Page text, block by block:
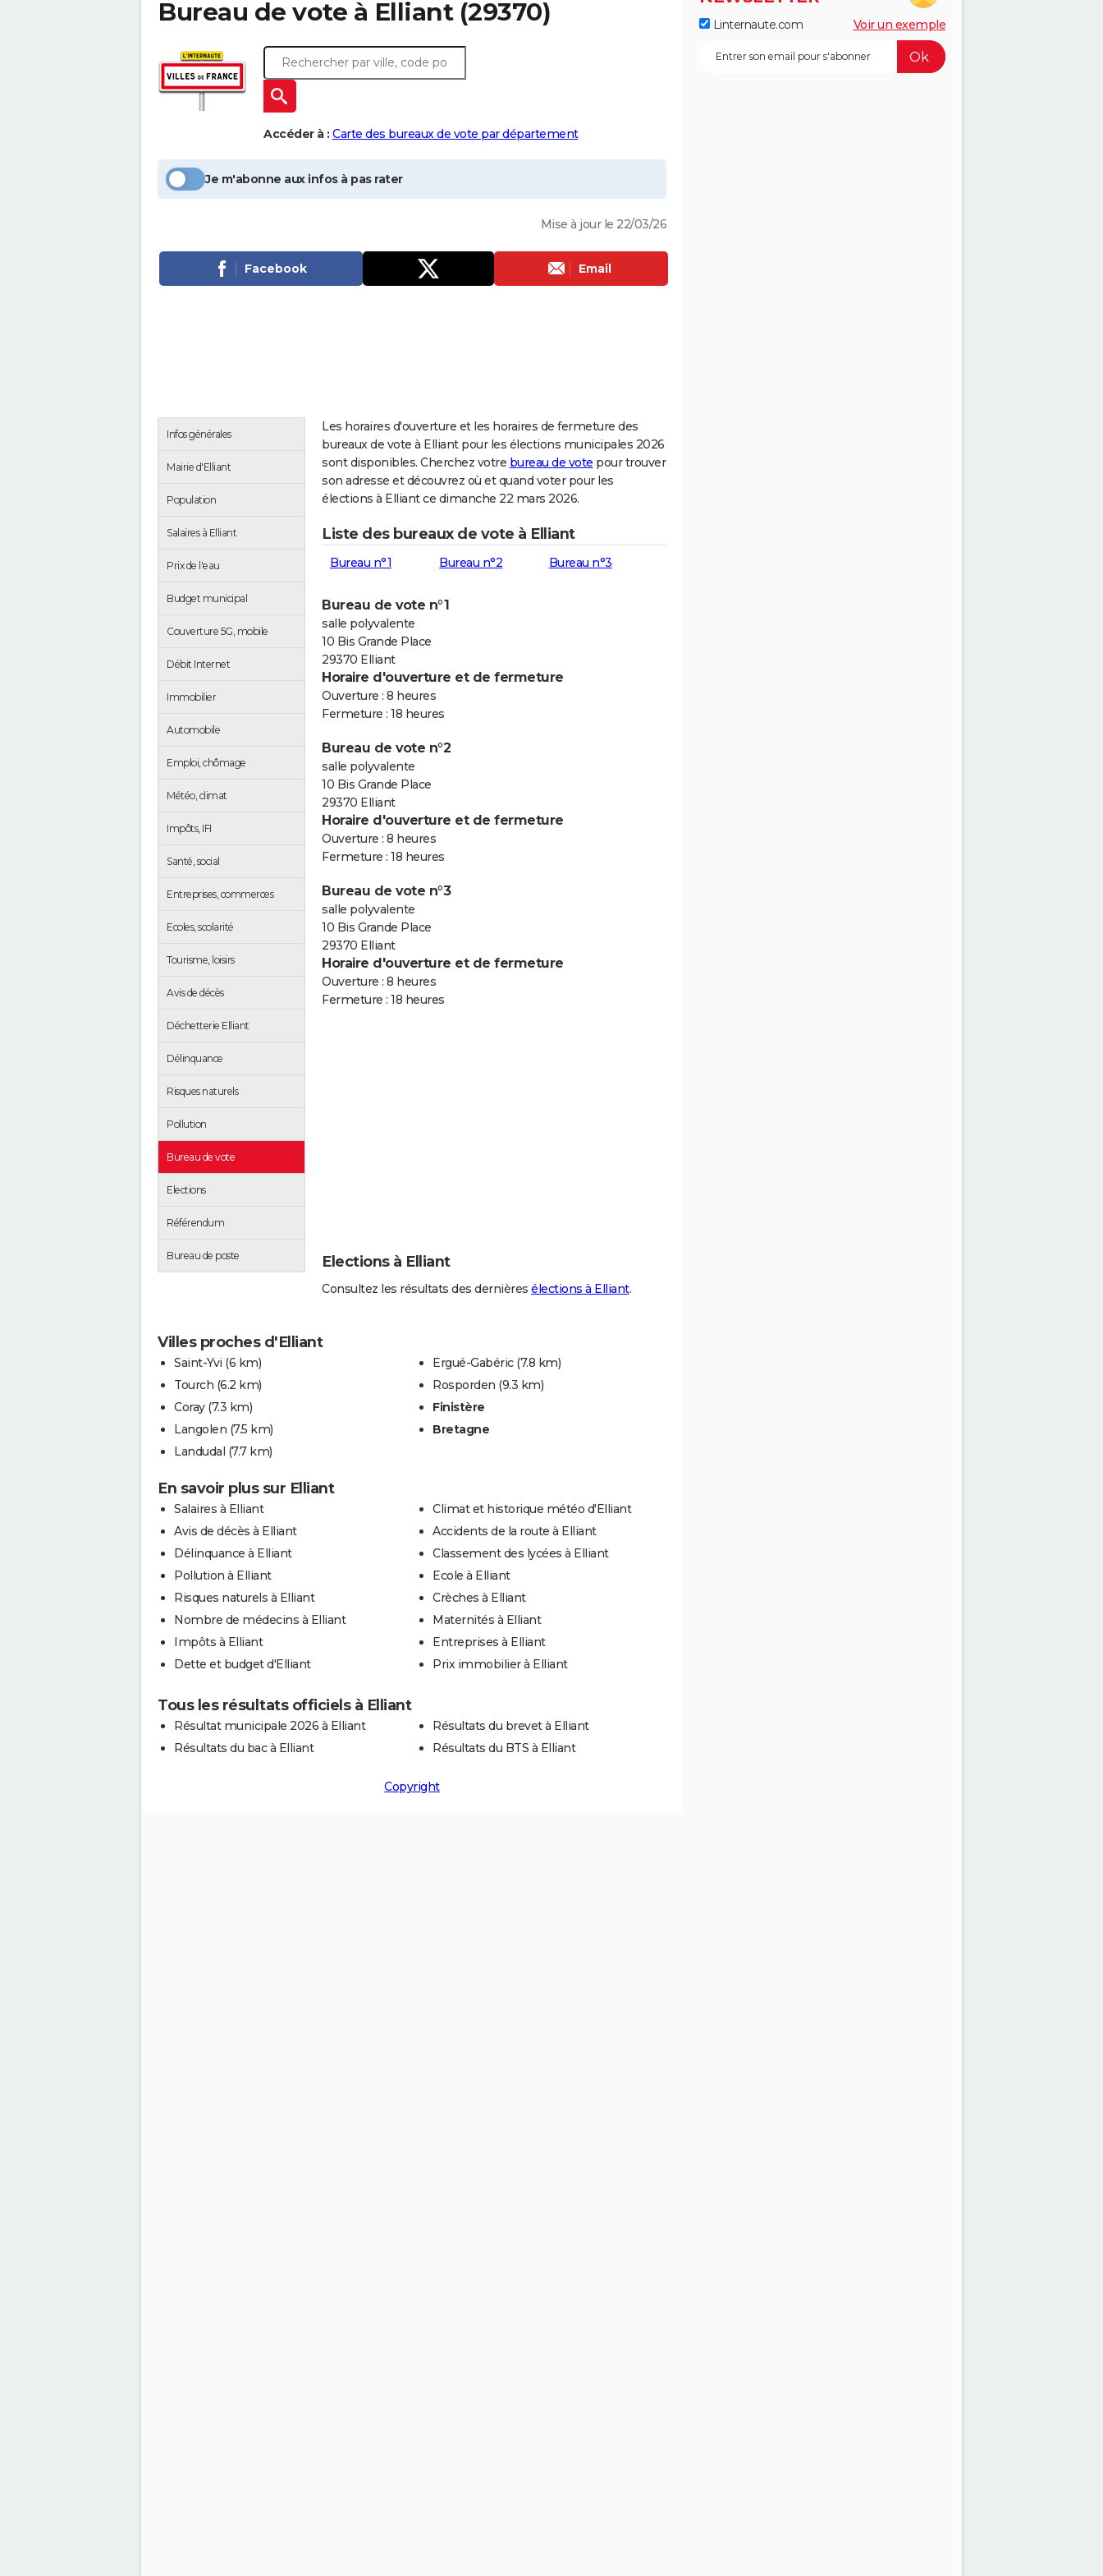
Bureau de vote à Elliant(29370)
Accéder à : Carte des bureaux de vote par département
Je m'abonne aux infos à pas rater
Mise à jour le 22/03/26
Facebook Email
Infos générales
Mairie d'Elliant
Population
Salaires à Elliant
Prix de l'eau
Budget municipal
Couverture 5G, mobile
Débit Internet
Immobilier
Automobile
Emploi, chômage
Météo, climat
Impôts, IFI
Santé, social
Entreprises, commerces
Ecoles, scolarité
Tourisme, loisirs
Avis de décès
Déchetterie Elliant
Délinquance
Risques naturels
Pollution
Bureau de vote
Elections
Référendum
Bureau de poste
Les horaires d'ouverture et les horaires de fermeture des
bureaux de vote à Elliant pour les élections municipales 2026
sont disponibles. Cherchez votre bureau de vote pour trouver
son adresse et découvrez où et quand voter pour les
élections à Elliant ce dimanche 22 mars 2026.
Liste des bureaux de vote à Elliant
Bureau n°1 Bureau n°2 Bureau n°3
Bureau de vote n°1
salle polyvalente
10 Bis Grande Place
29370 Elliant
Horaire d'ouverture et de fermeture
Ouverture : 8 heures
Fermeture : 18 heures
Bureau de vote n°2
salle polyvalente
10 Bis Grande Place
29370 Elliant
Horaire d'ouverture et de fermeture
Ouverture : 8 heures
Fermeture : 18 heures
Bureau de vote n°3
salle polyvalente
10 Bis Grande Place
29370 Elliant
Horaire d'ouverture et de fermeture
Ouverture : 8 heures
Fermeture : 18 heures
Elections à Elliant
Consultez les résultats des dernières élections à Elliant.
Villes proches d'Elliant
Saint-Yvi (6 km)
Tourch (6.2 km)
Coray (7.3 km)
Langolen (7.5 km)
Landudal (7.7 km)
Ergué-Gabéric (7.8 km)
Rosporden (9.3 km)
Finistère
Bretagne
En savoir plus sur Elliant
Salaires à Elliant
Avis de décès à Elliant
Délinquance à Elliant
Pollution à Elliant
Risques naturels à Elliant
Nombre de médecins à Elliant
Impôts à Elliant
Dette et budget d'Elliant
Climat et historique météo d'Elliant
Accidents de la route à Elliant
Classement des lycées à Elliant
Ecole à Elliant
Crèches à Elliant
Maternités à Elliant
Entreprises à Elliant
Prix immobilier à Elliant
Tous les résultats officiels à Elliant
Résultat municipale 2026 à Elliant
Résultats du bac à Elliant
Résultats du brevet à Elliant
Résultats du BTS à Elliant
Copyright
Linternaute.com Voir un exemple